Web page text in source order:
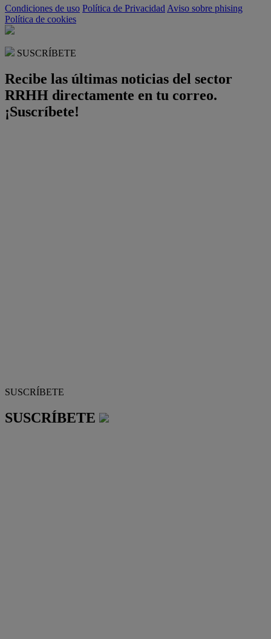
Condiciones de uso Política de Privacidad Aviso sobre phising
Política de cookies
SUSCRÍBETE
Recibe las últimas noticias del sector
RRHH directamente en tu correo.
¡Suscríbete!
SUSCRÍBETE
SUSCRÍBETE